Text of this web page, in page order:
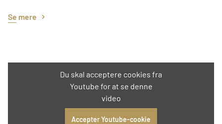
Se mere
Du skal acceptere cookies fra
Youtube for at se denne
video
Accepter Youtube-cookie